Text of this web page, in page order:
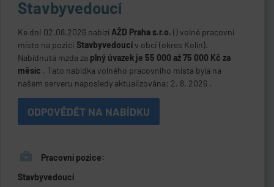
Stavbyvedoucí
Ke dni 02.08.2026 nabízí AŽD Praha s.r.o. () volné pracovní
místo na pozici Stavbyvedoucí v obci (okres Kolín).
Nabídnutá mzda za plný úvazek je 55 000 až 75 000 Kč za
měsíc . Tato nabídka volného pracovního místa byla na
našem serveru naposledy aktualizována: 2. 8. 2026 .
ODPOVĚDĚT NA NABÍDKU
Pracovní pozice:
Stavbyvedoucí